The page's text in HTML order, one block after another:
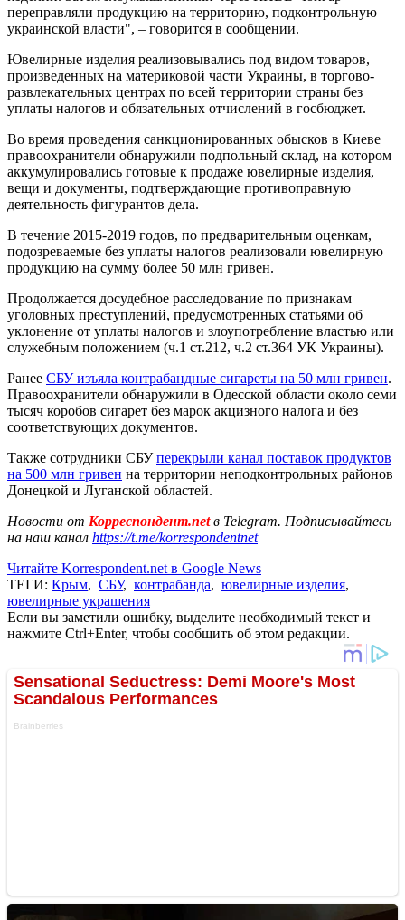
переправляли продукцию на территорию, подконтрольную
украинской власти", – говорится в сообщении.
Ювелирные изделия реализовывались под видом товаров,
произведенных на материковой части Украины, в торгово-
развлекательных центрах по всей территории страны без
уплаты налогов и обязательных отчислений в госбюджет.
Во время проведения санкционированных обысков в Киеве
правоохранители обнаружили подпольный склад, на котором
аккумулировались готовые к продаже ювелирные изделия,
вещи и документы, подтверждающие противоправную
деятельность фигурантов дела.
В течение 2015-2019 годов, по предварительным оценкам,
подозреваемые без уплаты налогов реализовали ювелирную
продукцию на сумму более 50 млн гривен.
Продолжается досудебное расследование по признакам
уголовных преступлений, предусмотренных статьями об
уклонение от уплаты налогов и злоупотребление властью или
служебным положением (ч.1 ст.212, ч.2 ст.364 УК Украины).
Ранее СБУ изъяла контрабандные сигареты на 50 млн гривен.
Правоохранители обнаружили в Одесской области около семи
тысяч коробов сигарет без марок акцизного налога и без
соответствующих документов.
Также сотрудники СБУперекрыли канал поставок продуктов
на 500 млн гривен на территории неподконтрольных районов
Донецкой и Луганской областей.
Новости от Корреспондент.netв Telegram. Подписывайтесь
на наш канал https://t.me/korrespondentnet
Читайте Korrespondent.net в Google News
ТЕГИ: Крым, СБУ, контрабанда, ювелирные изделия,
ювелирные украшения
Если вы заметили ошибку, выделите необходимый текст и
нажмите Ctrl+Enter, чтобы сообщить об этом редакции.